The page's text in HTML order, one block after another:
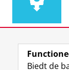
Meer
Goals.
Biedt de